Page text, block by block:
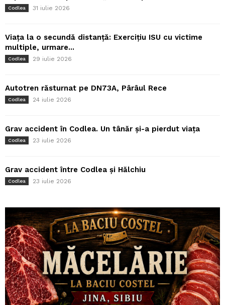
Codlea 31 iulie 2026
Viața la o secundă distanță: Exercițiu ISU cu victime
multiple, urmare...
Codlea 29 iulie 2026
Autotren răsturnat pe DN73A, Pârâul Rece
Codlea 24 iulie 2026
Grav accident în Codlea. Un tânăr și-a pierdut viața
Codlea 23 iulie 2026
Grav accident între Codlea și Hălchiu
Codlea 23 iulie 2026